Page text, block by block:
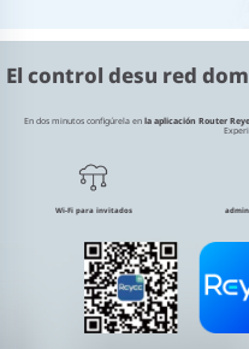
El control desu red
En dos minutos configúrela enla aplicación Router
Wi-Fi para invitados